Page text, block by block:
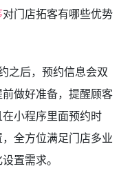
对门店拓客有哪些优势
之后，预约信息会双
做好准备，提醒顾客
小程序里面预约时
全方位满足门店多业
置需求。